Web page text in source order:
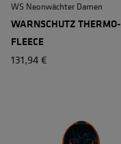
WS Neonwächter Damen
WARNSCHUTZ THERMO-
FLEECE
131,94 €